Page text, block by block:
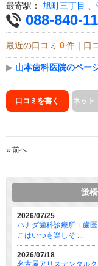
最寄駅： 旭町三丁目 、
088-840-
最近の口コミ 0 件｜口
▶ 山本歯科医院のペー
口コミを書く ネット
« 前へ
蛍
2026/07/25
ハナダ歯科診療所：歯
こはいつも楽しそ ...
2026/07/18